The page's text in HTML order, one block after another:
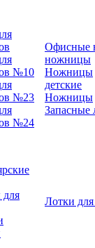
№10
№23
№24
Офисные
ножницы
Ножницы
детские
Ножницы
Запасные
Лотки